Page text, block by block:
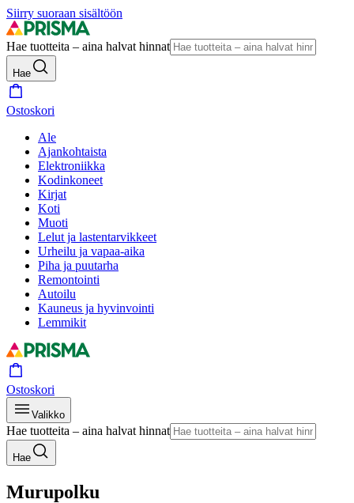
Siirry suoraan sisältöön
Hae tuotteita – aina halvat hinnat
Hae
Ostoskori
Ale
Ajankohtaista
Elektroniikka
Kodinkoneet
Kirjat
Koti
Muoti
Lelut ja lastentarvikkeet
Urheilu ja vapaa-aika
Piha ja puutarha
Remontointi
Autoilu
Kauneus ja hyvinvointi
Lemmikit
Ostoskori
Valikko
Hae tuotteita – aina halvat hinnat
Hae
Murupolku